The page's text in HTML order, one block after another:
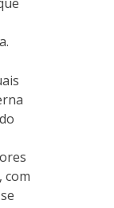
com